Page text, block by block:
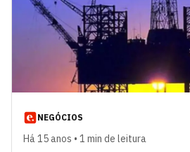
NEGÓCIOS
Há 15 anos • 1 min de leitura